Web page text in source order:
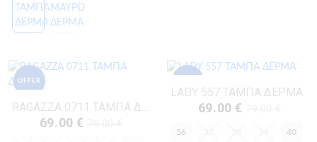
OFFER
RAGAZZA 0711 ΤΑΜΠΑ ΔΕΡΜΑ
69.00 €
LADY 557 ΤΑΜΠΑ ΔΕΡΜΑ
69.00 €
36 40